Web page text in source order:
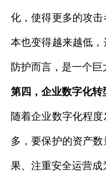
化，使得更多的攻
本也变得越来越低
防护而言，是一个巨
第四，企业数字化转
随着企业数字化程
多，要保护的资产
果、注重安全运营成